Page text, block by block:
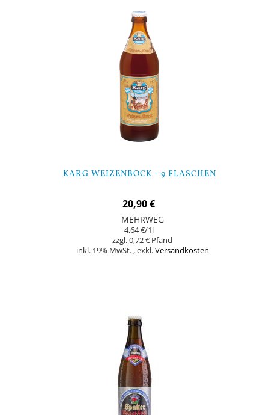
KARG WEIZENBOCK - 9 FLASCHEN
20,90 €
MEHRWEG
4,64 €/1l
0,72 €
inkl. 19% MwSt. ,exkl.Versandkosten